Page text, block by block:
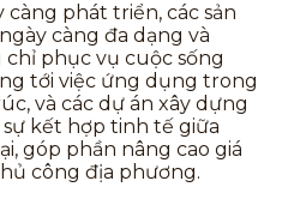
phát triển, các sản
ngày càng đa dạng và
phục vụ cuộc sống
tới việc ứng dụng trong
và các dự án xây dựng
kết hợp tinh tế giữa
góp phần nâng cao giá
công địa phương.